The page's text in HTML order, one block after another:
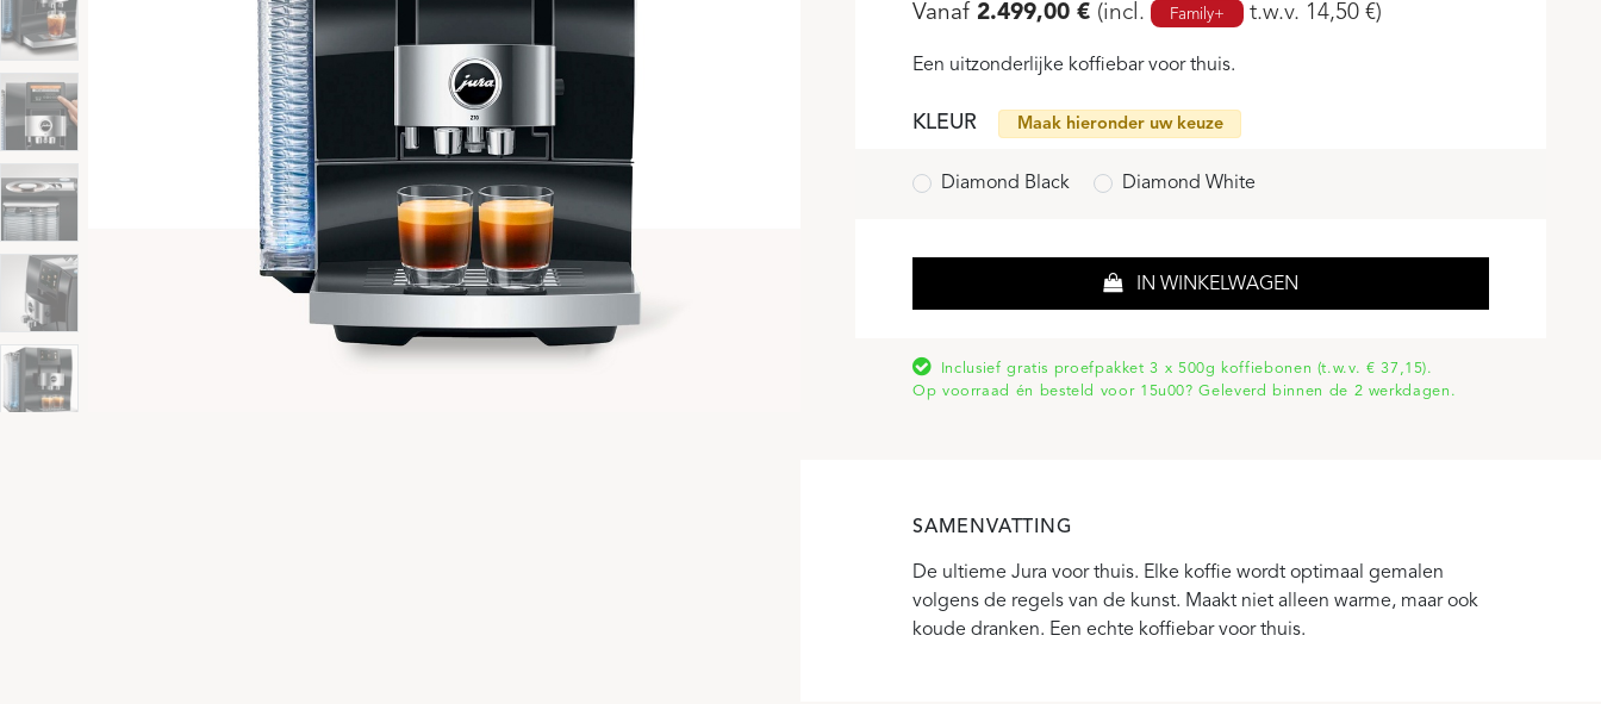
Vanaf 2.499,00 € (incl. Family+ t.w.v. 14,50 €)
Een uitzonderlijke koffiebar voor thuis.
KLEUR Maak hieronder uw keuze
Diamond Black Diamond White
IN WINKELWAGEN
Inclusief gratis proefpakket 3 x 500g koffiebonen (t.w.v. € 37,15).
Op voorraad én besteld voor 15u00? Geleverd binnen de 2 werkdagen.
SAMENVATTING
De ultieme Jura voor thuis. Elke koffie wordt optimaal gemalen
volgens de regels van de kunst. Maakt niet alleen warme, maar ook
koude dranken. Een echte koffiebar voor thuis.